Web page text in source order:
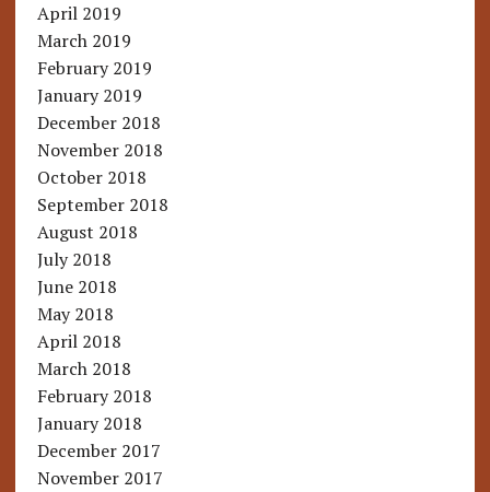
April 2019
March 2019
February 2019
January 2019
December 2018
November 2018
October 2018
September 2018
August 2018
July 2018
June 2018
May 2018
April 2018
March 2018
February 2018
January 2018
December 2017
November 2017